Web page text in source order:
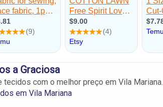
a Graciosa
tecidos com o melhor preço em Vila Mariana.
em Vila Mariana